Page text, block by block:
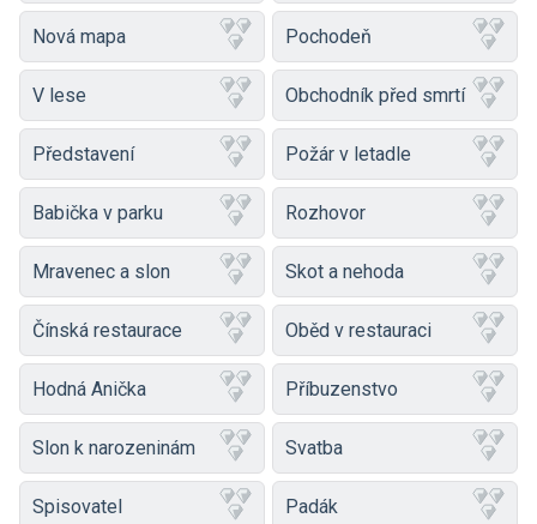
Nová mapa Pochodeň
V lese Obchodník před smrtí
Představení Požár v letadle
Babička v parku Rozhovor
Mravenec a slon Skot a nehoda
Čínská restaurace Oběd v restauraci
Hodná Anička Příbuzenstvo
Slon k narozeninám Svatba
Spisovatel Padák